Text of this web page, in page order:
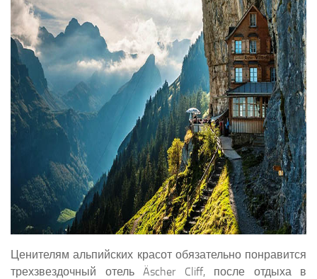
Ценителям альпийских красот обязательно понравится
трехзвездочный отель Äscher Cliff, после отдыха в